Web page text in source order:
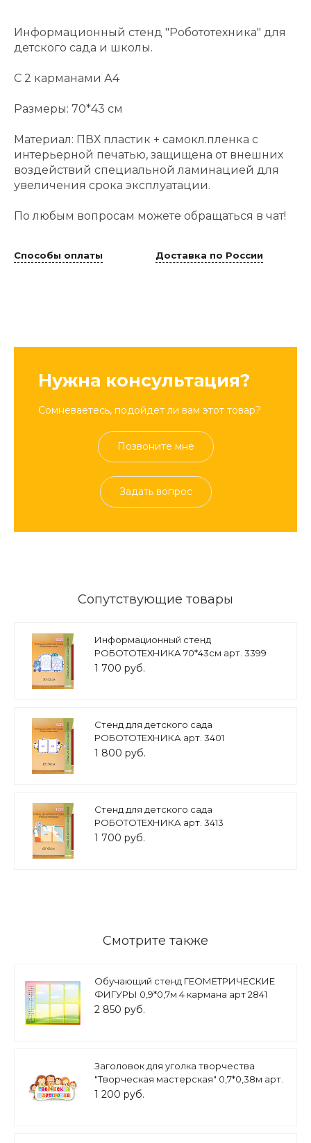
Информационный стенд "Робототехника" для
детского сада и школы.
С 2 карманами А4
Размеры: 70*43 см
Материал: ПВХ пластик + самокл.пленка с
интерьерной печатью, защищена от внешних
воздействий специальной ламинацией для
увеличения срока эксплуатации.
По любым вопросам можете обращаться в чат!
Способы оплаты Доставка по России
Нужна консультация?
Сомневаетесь, подойдет ли вам этот товар?
Позвоните мне
Задать вопрос
Сопутствующие товары
Информационный стенд
РОБОТОТЕХНИКА 70*43см арт. 3399
1 700 руб.
Стенд для детского сада
РОБОТОТЕХНИКА арт. 3401
1 800 руб.
Стенд для детского сада
РОБОТОТЕХНИКА арт. 3413
1 700 руб.
Смотрите также
Обучающий стенд ГЕОМЕТРИЧЕСКИЕ
ФИГУРЫ 0,9*0,7м 4 кармана арт 2841
2 850 руб.
Заголовок для уголка творчества
"Творческая мастерская" 0,7*0,38м арт.
ЗАГ1160
1 200 руб.